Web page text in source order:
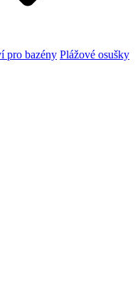
pro bazény Plážové osušky